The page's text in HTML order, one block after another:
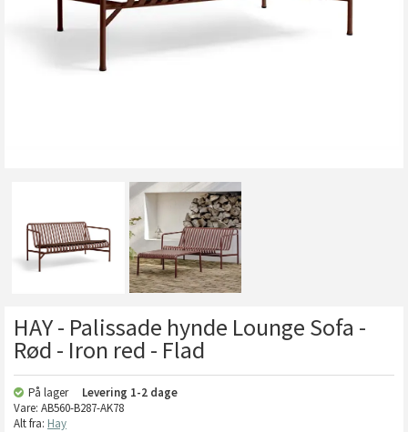
HAY - Palissade hynde Lounge Sofa -
Rød - Iron red - Flad
På lager Levering 1-2 dage
Vare: AB560-B287-AK78
Alt fra: Hay